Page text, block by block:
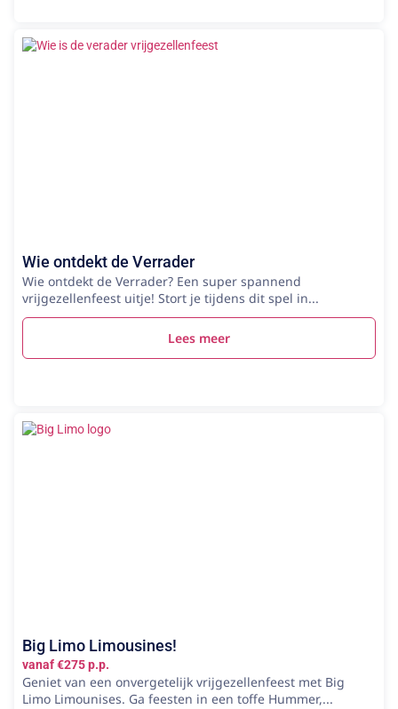
Wie ontdekt de Verrader
Wie ontdekt de Verrader? Een super spannend
vrijgezellenfeest uitje! Stort je tijdens dit spel in...
Lees meer
Big Limo Limousines!
vanaf €275 p.p.
Geniet van een onvergetelijk vrijgezellenfeest met Big
Limo Limounises. Ga feesten in een toffe Hummer,...